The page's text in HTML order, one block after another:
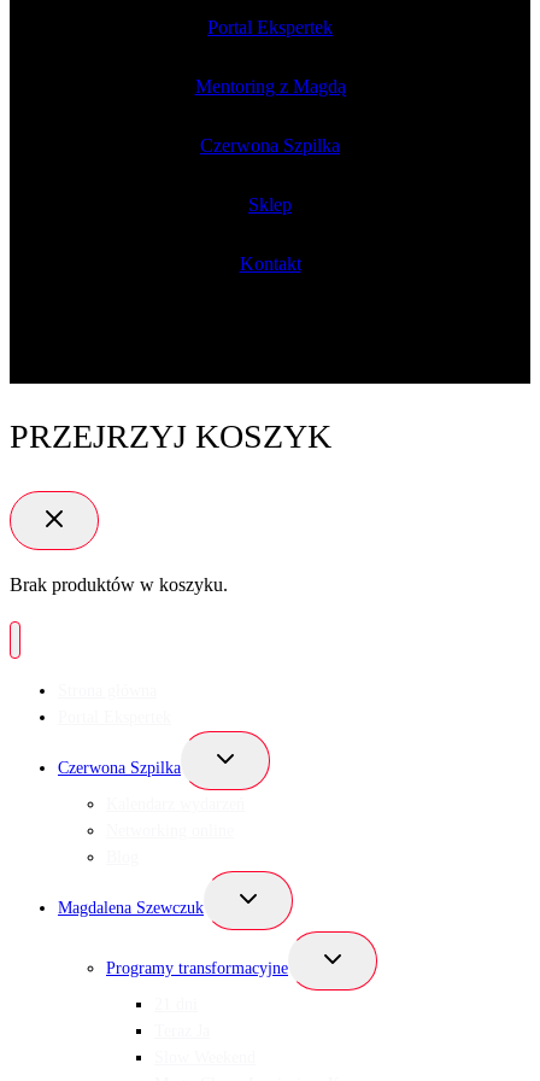
Portal Ekspertek
Mentoring z Magdą
Czerwona Szpilka
Sklep
Kontakt
PRZEJRZYJ KOSZYK
Brak produktów w koszyku.
Czerwona Szpilka
Przełącz
podrzędne
Magdalena Szewczuk
Przełącz
podrzędne
Programy transformacyjne
Przełącz
podrzędne